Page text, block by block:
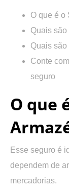
O que é o
Quais
Quais
Conte
seguro
O que
Esse seguro é
dependem de
mercadorias.